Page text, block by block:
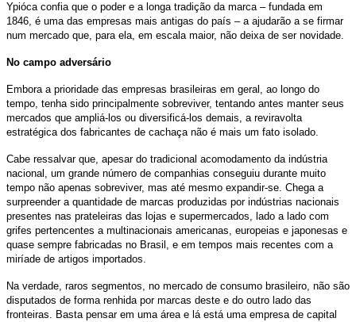
Ypióca confia que o poder e a longa tradição da marca – fundada em
1846, é uma das empresas mais antigas do país – a ajudarão a se firmar
num mercado que, para ela, em escala maior, não deixa de ser novidade.
No campo adversário
Embora a prioridade das empresas brasileiras em geral, ao longo do
tempo, tenha sido principalmente sobreviver, tentando antes manter seus
mercados que ampliá-los ou diversificá-los demais, a reviravolta
estratégica dos fabricantes de cachaça não é mais um fato isolado.
Cabe ressalvar que, apesar do tradicional acomodamento da indústria
nacional, um grande número de companhias conseguiu durante muito
tempo não apenas sobreviver, mas até mesmo expandir-se. Chega a
surpreender a quantidade de marcas produzidas por indústrias nacionais
presentes nas prateleiras das lojas e supermercados, lado a lado com
grifes pertencentes a multinacionais americanas, europeias e japonesas e
quase sempre fabricadas no Brasil, e em tempos mais recentes com a
miríade de artigos importados.
Na verdade, raros segmentos, no mercado de consumo brasileiro, não são
disputados de forma renhida por marcas deste e do outro lado das
fronteiras. Basta pensar em uma área e lá está uma empresa de capital